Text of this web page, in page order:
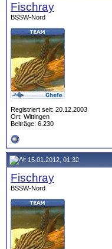
Fischray
BSSW-Nord
Registriert seit: 20.12.2003
Ort: Wittingen
Beiträge: 6.230
15.01.2012, 01:32
Fischray
BSSW-Nord